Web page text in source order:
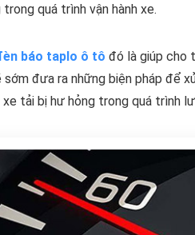
quá trình vận hành xe.
báo taplo ô tô đó là giúp cho
đưa ra những biện pháp để
tải bị hư hỏng trong quá trình